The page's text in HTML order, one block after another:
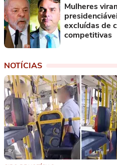
Mulheres
excluídas de
competitivas
NOTÍCIAS